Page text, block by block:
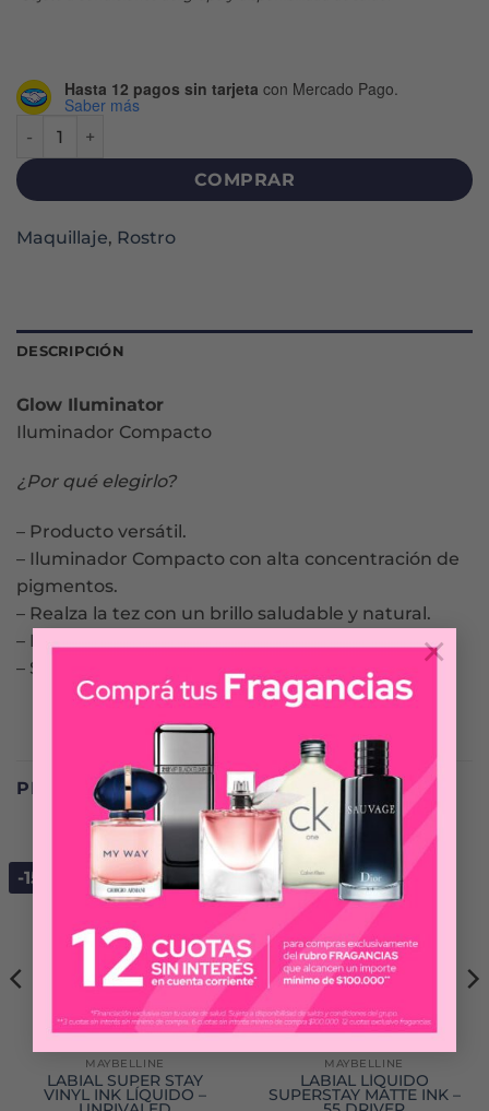
×
Hasta 12 pagos sin tarjeta con Mercado Pago.
Saber más
COMPRAR
Maquillaje, Rostro
DESCRIPCIÓN
Glow Iluminator
Iluminador Compacto
¿Por qué elegirlo?
– Producto versátil.
– Iluminador Compacto con alta concentración de
pigmentos.
– Realza la tez con un brillo saludable y natural.
– Nueva dimensión del maquillaje.
– Se adapta a todos los tonos de piel.
PRODUCTOS RELACIONADOS
-15%
MAYBELLINE
LABIAL SUPER STAY
VINYL INK LÍQUIDO –
-15%
MAYBELLINE
LABIAL LÍQUIDO
SUPERSTAY MATTE INK –